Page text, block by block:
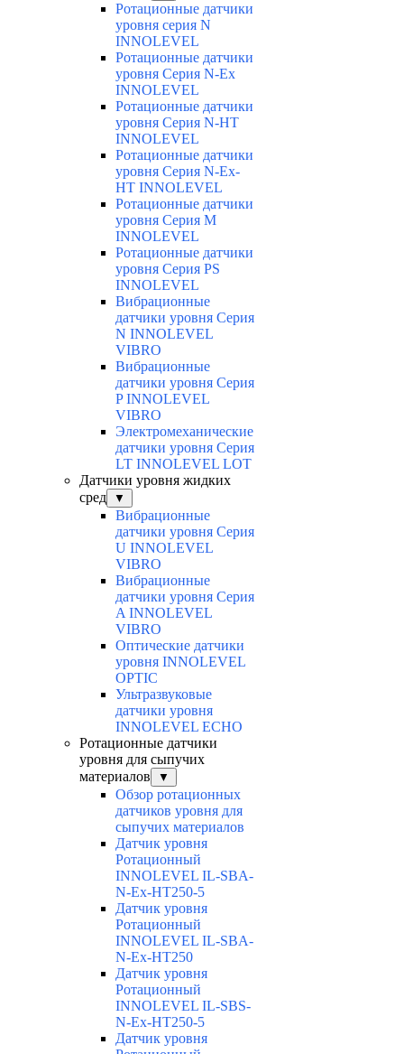
Ротационные датчики
уровня серия N
INNOLEVEL
Ротационные датчики
уровня Серия N-Ex
INNOLEVEL
Ротационные датчики
уровня Серия N-HT
INNOLEVEL
Ротационные датчики
уровня Серия N-Ex-
HT INNOLEVEL
Ротационные датчики
уровня Серия M
INNOLEVEL
Ротационные датчики
уровня Серия PS
INNOLEVEL
Вибрационные
датчики уровня Серия
N INNOLEVEL
VIBRO
Вибрационные
датчики уровня Серия
P INNOLEVEL
VIBRO
Электромеханические
датчики уровня Серия
LT INNOLEVEL LOT
Датчики уровня жидких
сред
▼
Вибрационные
датчики уровня Серия
U INNOLEVEL
VIBRO
Вибрационные
датчики уровня Серия
A INNOLEVEL
VIBRO
Оптические датчики
уровня INNOLEVEL
OPTIC
Ультразвуковые
датчики уровня
INNOLEVEL ECHO
Ротационные датчики
уровня для сыпучих
материалов
▼
Обзор ротационных
датчиков уровня для
сыпучих материалов
Датчик уровня
Ротационный
INNOLEVEL IL-SBA-
N-Ex-HT250-5
Датчик уровня
Ротационный
INNOLEVEL IL-SBA-
N-Ex-HT250
Датчик уровня
Ротационный
INNOLEVEL IL-SBS-
N-Ex-HT250-5
Датчик уровня